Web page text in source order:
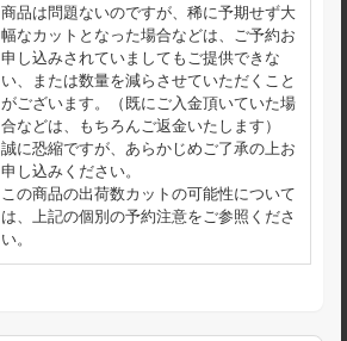
商品は問題ないのですが、稀に予期せず大
幅なカットとなった場合などは、ご予約お
申し込みされていましてもご提供できな
い、または数量を減らさせていただくこと
がございます。（既にご入金頂いていた場
合などは、もちろんご返金いたします）
誠に恐縮ですが、あらかじめご了承の上お
申し込みください。
この商品の出荷数カットの可能性について
は、上記の個別の予約注意をご参照くださ
い。